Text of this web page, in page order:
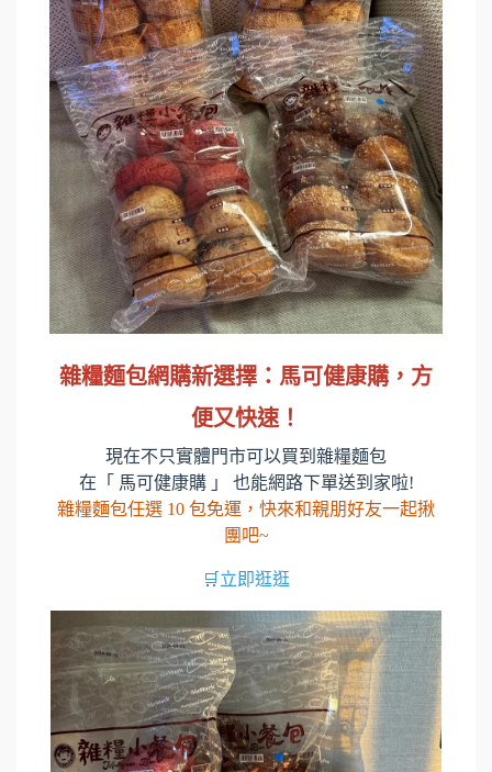
雜糧麵包網購新選擇：馬可健康購，方
便又快速！
現在不只實體門市可以買到雜糧麵包
在「 馬可健康購 」 也能網路下單送到家啦!
雜糧麵包任選 10 包免運，快來和親朋好友一起揪
團吧~
🛒立即逛逛